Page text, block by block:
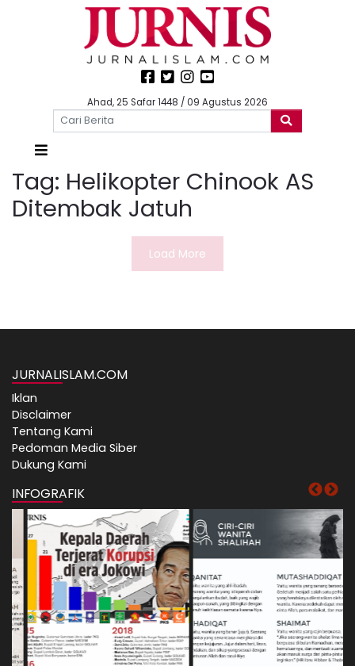
Ahad, 25 Safar 1448 / 09 Agustus 2026
Tag: Helikopter Chinook AS
Ditembak Jatuh
Load More
JURNALISLAM.COM
Iklan
Disclaimer
Tentang Kami
Pedoman Media Siber
Dukung Kami
INFOGRAFIK